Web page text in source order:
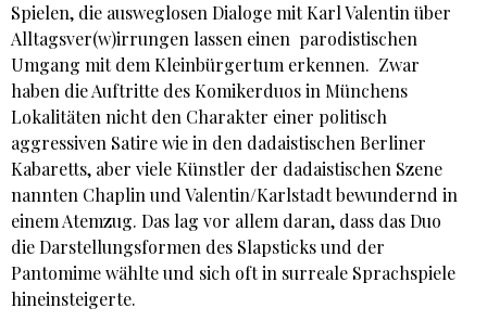
Spielen, die ausweglosen Dialoge mit Karl Valentin über
Alltagsver(w)irrungen lassen einen parodistischen
Umgang mit dem Kleinbürgertum erkennen. Zwar
haben die Auftritte des Komikerduos in Münchens
Lokalitäten nicht den Charakter einer politisch
aggressiven Satire wie in den dadaistischen Berliner
Kabaretts, aber viele Künstler der dadaistischen Szene
nannten Chaplin und Valentin/Karlstadt bewundernd in
einem Atemzug. Das lag vor allem daran, dass das Duo
die Darstellungsformen des Slapsticks und der
Pantomime wählte und sich oft in surreale Sprachspiele
hineinsteigerte.